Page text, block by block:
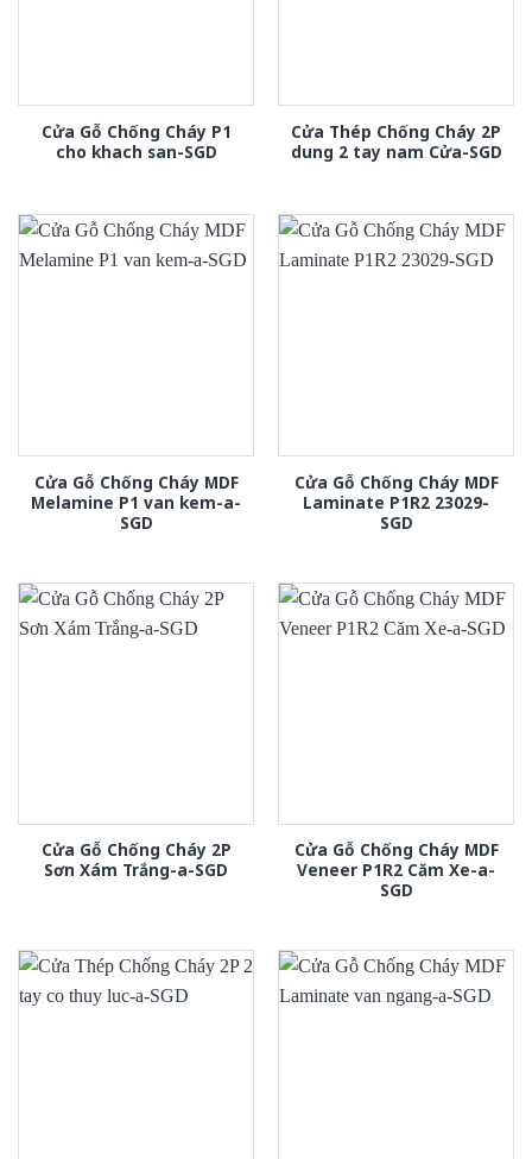
Cửa Gỗ Chống Cháy P1
cho khach san-SGD
Cửa Thép Chống Cháy 2P
dung 2 tay nam Cửa-SGD
Cửa Gỗ Chống Cháy MDF
Melamine P1 van kem-a-
SGD
Cửa Gỗ Chống Cháy MDF
Laminate P1R2 23029-
SGD
Cửa Gỗ Chống Cháy 2P
Sơn Xám Trắng-a-SGD
Cửa Gỗ Chống Cháy MDF
Veneer P1R2 Căm Xe-a-
SGD